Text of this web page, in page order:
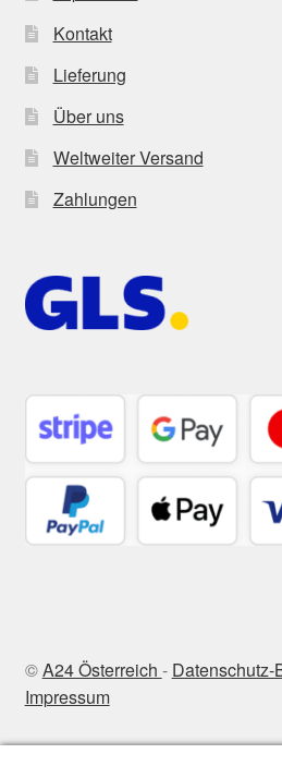
Kontakt
Lieferung
Über uns
Weltweiter Versand
Zahlungen
©A24 Österreich - Datenschutz-
Impressum